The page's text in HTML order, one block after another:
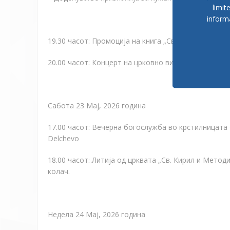
19.30 часот: Промоција на книга „Св. Кирил и
20.00 часот: Концерт на црковно византиско
Сабота 23 Мај, 2026 година
17.00 часот: Вечерна богослужба во крстилницата
Delchevo
18.00 часот: Литија од црквата „Св. Кирил и
колач.
Недела 24 Мај, 2026 година